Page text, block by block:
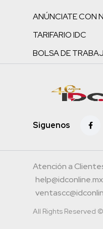
ANÚNCIATE CON
TARIFARIO IDC
BOLSA DE
Siguenos
Atención a
help@idconline.mx
All Rights Reserved